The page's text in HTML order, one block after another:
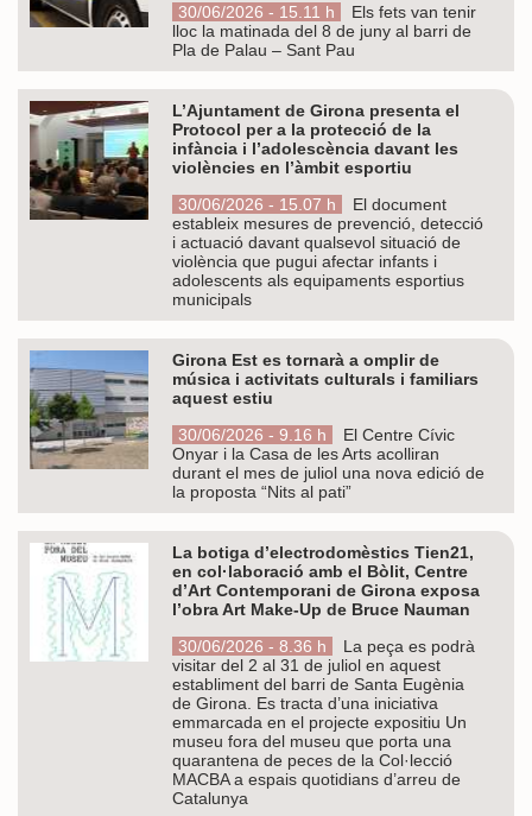
30/06/2026 - 15.11 h
Els fets van tenir
lloc la matinada del 8 de juny al barri de
Pla de Palau – Sant Pau
L’Ajuntament de Girona presenta el
Protocol per a la protecció de la
infància i l’adolescència davant les
violències en l’àmbit esportiu
30/06/2026 - 15.07 h
El document
estableix mesures de prevenció, detecció
i actuació davant qualsevol situació de
violència que pugui afectar infants i
adolescents als equipaments esportius
municipals
Girona Est es tornarà a omplir de
música i activitats culturals i familiars
aquest estiu
30/06/2026 - 9.16 h
El Centre Cívic
Onyar i la Casa de les Arts acolliran
durant el mes de juliol una nova edició de
la proposta “Nits al pati”
La botiga d’electrodomèstics Tien21,
en col·laboració amb el Bòlit, Centre
d’Art Contemporani de Girona exposa
l’obra Art Make-Up de Bruce Nauman
30/06/2026 - 8.36 h
La peça es podrà
visitar del 2 al 31 de juliol en aquest
establiment del barri de Santa Eugènia
de Girona. Es tracta d’una iniciativa
emmarcada en el projecte expositiu Un
museu fora del museu que porta una
quarantena de peces de la Col·lecció
MACBA a espais quotidians d’arreu de
Catalunya